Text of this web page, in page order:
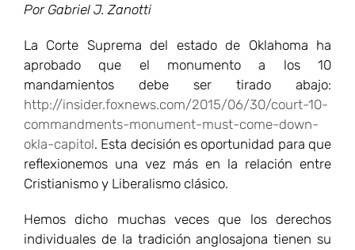
Por Gabriel J. Zanotti
La Corte Suprema del estado de Oklahoma ha
aprobado que el monumento a los 10
mandamientos debe ser tirado abajo:
http://insider.foxnews.com/2015/06/30/court-10-
commandments-monument-must-come-down-
okla-capitol. Esta decisión es oportunidad para que
reflexionemos una vez más en la relación entre
Cristianismo y Liberalismo clásico.
Hemos dicho muchas veces que los derechos
individuales de la tradición anglosajona tienen su